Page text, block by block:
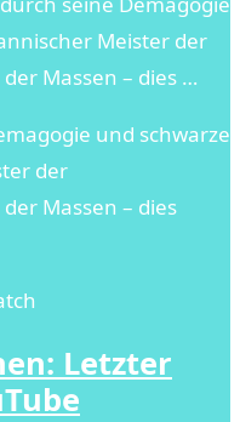
Meister der
Massen – dies …
und schwarze
der
Massen – dies
Letzter